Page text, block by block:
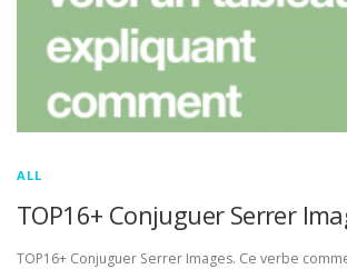
ALL
TOP16+ Conjuguer Serrer
TOP16+ Conjuguer Serrer Images. Ce verbe